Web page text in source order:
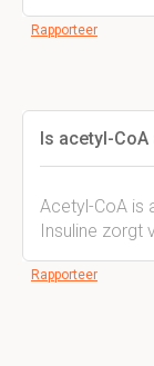
Rapporteer
Is acetyl-
Acetyl-CoA is
Insuline zorgt
Rapporteer